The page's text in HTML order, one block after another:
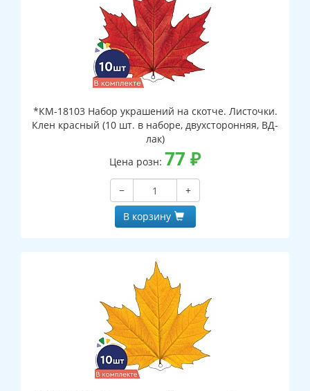
*КМ-18103 Набор украшений на скотче. Листочки.
Клен красный (10 шт. в наборе, двухсторонняя, ВД-
лак)
Цена розн: 77 ₽
−
+
В корзину